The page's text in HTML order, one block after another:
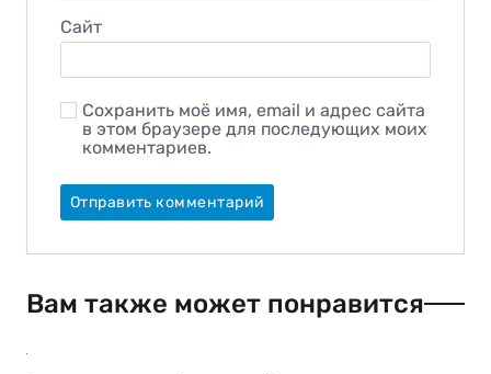
Сайт
Сохранить моё имя, email и адрес сайта
в этом браузере для последующих моих
комментариев.
Вам также может понравится